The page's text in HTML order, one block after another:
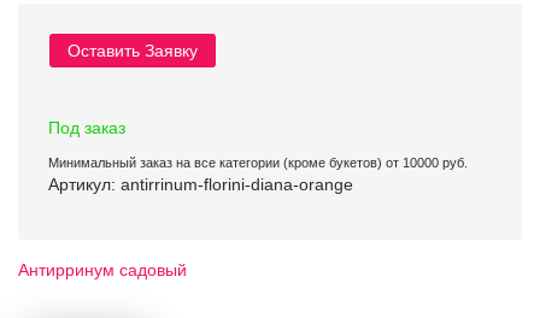
Оставить Заявку
Под заказ
Минимальный заказ на все категории (кроме букетов) от 10000 руб.
Артикул: antirrinum-florini-diana-orange
Антирринум садовый